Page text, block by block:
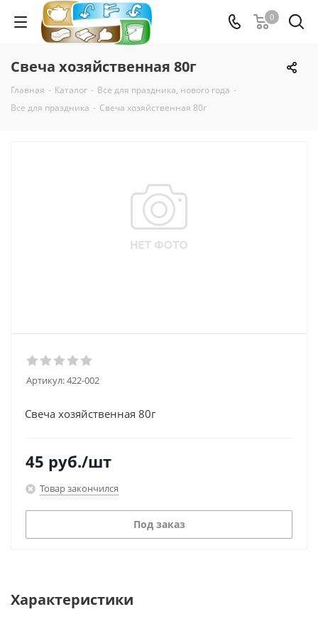
0
Свеча хозяйственная 80г
Главная - Каталог - Все для праздника, нового года -
Все для праздника - Свеча хозяйственная 80г
Артикул:422-002
Свеча хозяйственная 80г
45 руб./шт
Товар закончился
Под заказ
Характеристики